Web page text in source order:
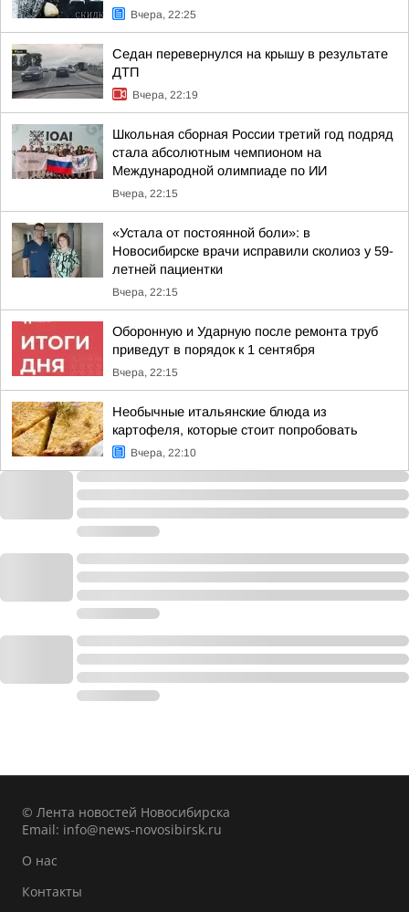
Вчера, 22:25
Седан перевернулся на крышу в результате
ДТП
Вчера, 22:19
Школьная сборная России третий год подряд
стала абсолютным чемпионом на
Международной олимпиаде по ИИ
Вчера, 22:15
«Устала от постоянной боли»: в
Новосибирске врачи исправили сколиоз у 59-
летней пациентки
Вчера, 22:15
Оборонную и Ударную после ремонта труб
приведут в порядок к 1 сентября
Вчера, 22:15
Необычные итальянские блюда из
картофеля, которые стоит попробовать
Вчера, 22:10
© Лента новостей Новосибирска
Email: info@news-novosibirsk.ru
О нас
Контакты